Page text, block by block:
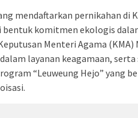
mendaftarkan pernikahan di
komitmen ekologis
Menteri Agama (KMA)
layanan keagamaan, serta
“Leuweung Hejo” yang